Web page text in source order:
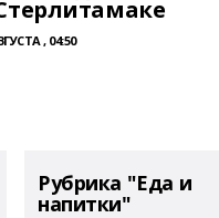
, 04:50
Рубрика "Еда и
напитки"